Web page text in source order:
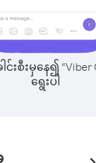
းစီးမှနေ၍ “Viber
ရွေးပါ